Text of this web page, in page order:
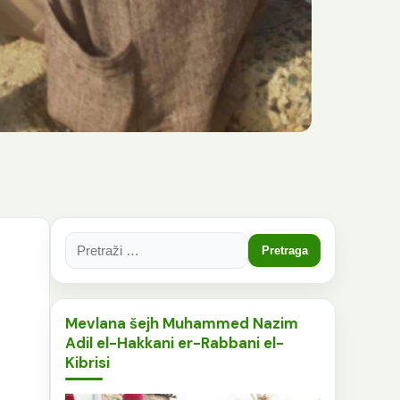
Pretraga:
Mevlana šejh Muhammed Nazim
Adil el-Hakkani er-Rabbani el-
Kibrisi